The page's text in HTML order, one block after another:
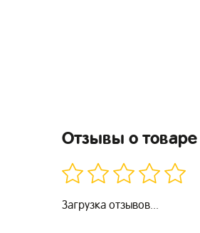
Отзывы о товаре
Загрузка отзывов...